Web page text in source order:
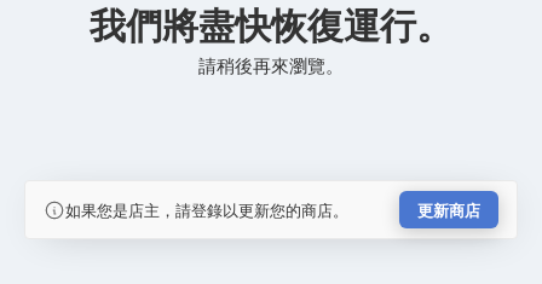
我們將盡快恢復運行。
請稍後再來瀏覽。
如果您是店主，請登錄以更新您的商店。 更新商店